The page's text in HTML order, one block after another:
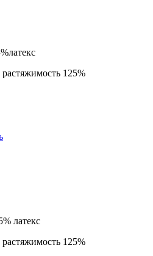
125%
латекс
125%